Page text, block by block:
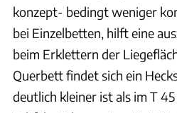
konzept- bedingt weniger
bei Einzelbetten, hilft eine
beim Erklettern der
Querbett findet sich ein
deutlich kleiner ist als im T